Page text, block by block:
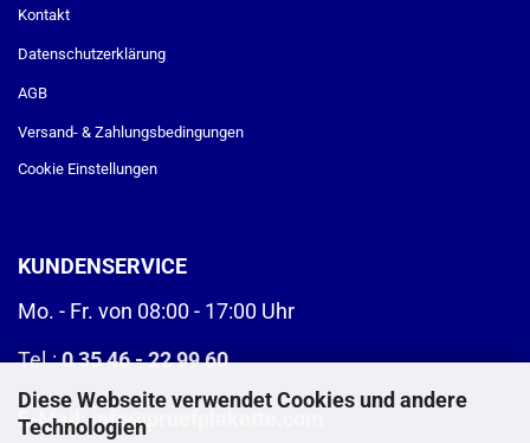
Diese Webseite verwendet Cookies und andere
Technologien
Kontakt
Datenschutzerklärung
AGB
Versand- & Zahlungsbedingungen
Cookie Einstellungen
KUNDENSERVICE
Mo. - Fr. von 08:00 - 17:00 Uhr
Tel.:0 35 46 - 22 99 60
E-Mail:info@pruefplakette.com